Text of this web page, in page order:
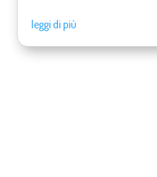
leggi di più